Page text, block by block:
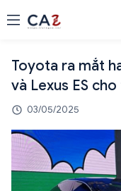
Toyota ra mắt
và Lexus ES
03/05/2025